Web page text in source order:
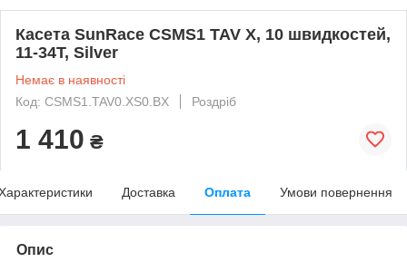
Касета SunRace CSMS1 TAV X, 10 швидкостей,
11-34T, Silver
Немає в наявності
Код: CSMS1.TAV0.XS0.BX
Роздріб
1 410 ₴
Доставка Оплата Умови повернення
Опис